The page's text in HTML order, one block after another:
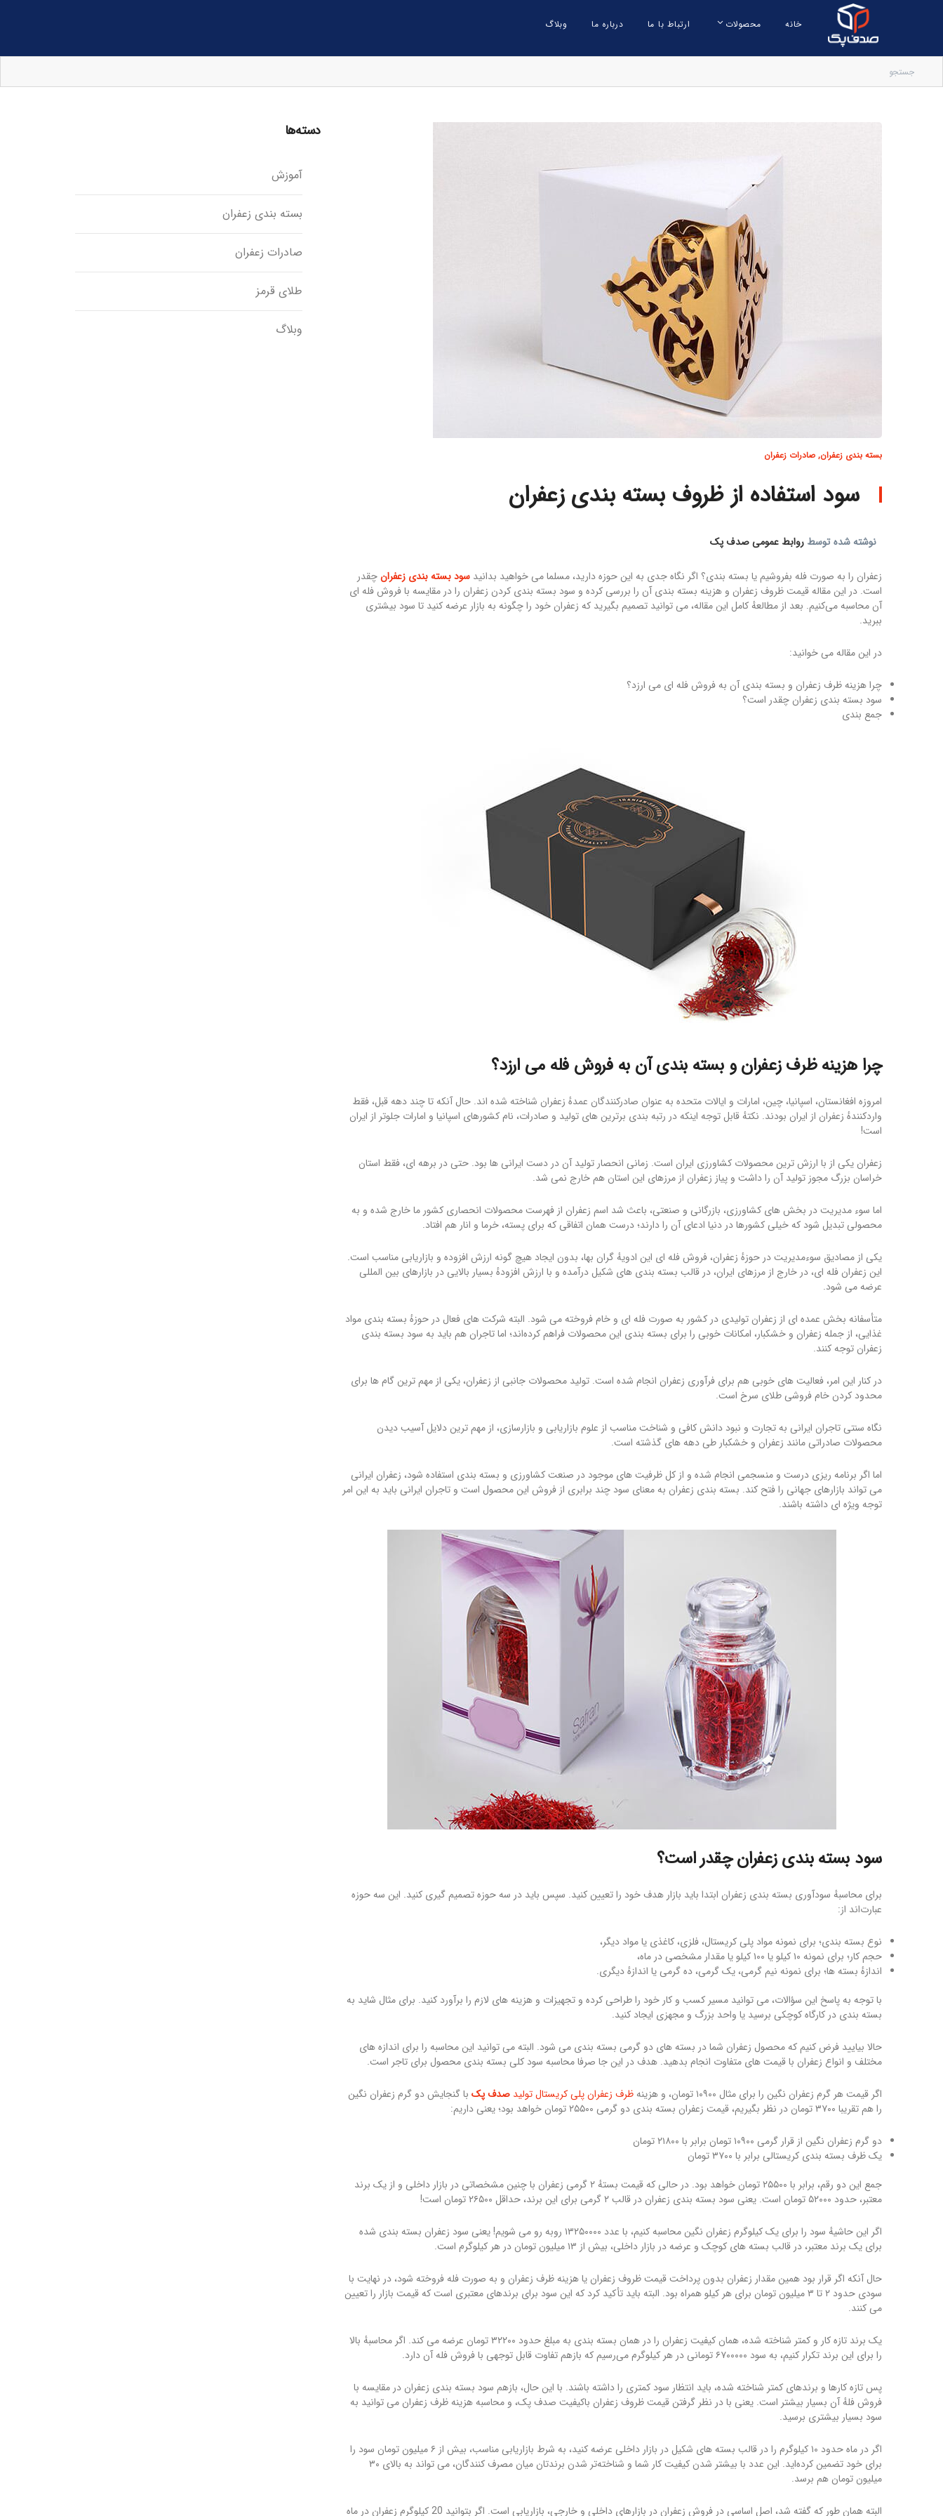
خانه محصولات ارتباط با ما درباره ما وبلاگ
بسته بندی زعفران, صادرات زعفران
سود استفاده از ظروف بسته بندی زعفران
نوشته شده توسط روابط عمومی صدف پک
زعفران را به صورت فله بفروشیم یا بسته بندی؟ اگر نگاه جدی به این حوزه دارید، مسلما می خواهید بدانید سود بسته بندی زعفرانچقدر
است. در این مقاله قیمت ظروف زعفران و هزینه بسته بندی آن را بررسی کرده و سود بسته بندی کردن زعفران را در مقایسه با فروش فله ای
آن محاسبه می‌کنیم. بعد از مطالعهٔ کامل این مقاله، می توانید تصمیم بگیرید که زعفران خود را چگونه به بازار عرضه کنید تا سود بیشتری
ببرید.
در این مقاله می خوانید:
چرا هزینه ظرف زعفران و بسته بندی آن به فروش فله ای می ارزد؟
سود بسته بندی زعفران چقدر است؟
جمع بندی
چرا هزینه ظرف زعفران و بسته بندی آن به فروش فله می ارزد؟
امروزه افغانستان، اسپانیا، چین، امارات و ایالات متحده به عنوان صادرکنندگان عمدهٔ زعفران شناخته شده اند. حال آنکه تا چند دهه قبل، فقط
واردکنندهٔ زعفران از ایران بودند. نکتهٔ قابل توجه اینکه در رتبه بندی برترین های تولید و صادرات، نام کشورهای اسپانیا و امارات جلوتر از ایران
است!
زعفران یکی از با ارزش ترین محصولات کشاورزی ایران است. زمانی انحصار تولید آن در دست ایرانی ها بود. حتی در برهه ای، فقط استان
خراسان بزرگ مجوز تولید آن را داشت و پیاز زعفران از مرزهای این استان هم خارج نمی شد.
اما سوء مدیریت در بخش های کشاورزی، بازرگانی و صنعتی، باعث شد اسم زعفران از فهرست محصولات انحصاری کشور ما خارج شده و به
محصولی تبدیل شود که خیلی کشورها در دنیا ادعای آن را دارند؛ درست همان اتفاقی که برای پسته، خرما و انار هم افتاد.
یکی از مصادیق سوءمدیریت در حوزهٔ زعفران، فروش فله ای این ادویهٔ گران بها، بدون ایجاد هیچ گونه ارزش افزوده و بازاریابی مناسب است.
این زعفران فله ای، در خارج از مرزهای ایران، در قالب بسته بندی های شکیل درآمده و با ارزش افزودهٔ بسیار بالایی در بازارهای بین المللی
عرضه می شود.
متأسفانه بخش عمده ای از زعفران تولیدی در کشور به صورت فله ای و خام فروخته می شود. البته شرکت های فعال در حوزهٔ بسته بندی مواد
غذایی، از جمله زعفران و خشکبار، امکانات خوبی را برای بسته بندی این محصولات فراهم کرده‌اند؛ اما تاجران هم باید به سود بسته بندی
زعفران توجه کنند.
در کنار این امر، فعالیت های خوبی هم برای فرآوری زعفران انجام شده است. تولید محصولات جانبی از زعفران، یکی از مهم ترین گام ها برای
محدود کردن خام فروشی طلای سرخ است.
نگاه سنتی تاجران ایرانی به تجارت و نبود دانش کافی و شناخت مناسب از علوم بازاریابی و بازارسازی، از مهم ترین دلایل آسیب دیدن
محصولات صادراتی مانند زعفران و خشکبار طی دهه های گذشته است.
اما اگر برنامه ریزی درست و منسجمی انجام شده و از کل ظرفیت های موجود در صنعت کشاورزی و بسته بندی استفاده شود، زعفران ایرانی
می تواند بازارهای جهانی را فتح کند. بسته بندی زعفران به معنای سود چند برابری از فروش این محصول است و تاجران ایرانی باید به این امر
توجه ویژه ای داشته باشند.
سود بسته بندی زعفرانچقدر است؟
برای محاسبهٔ سودآوری بسته بندی زعفران ابتدا باید بازار هدف خود را تعیین کنید. سپس باید در سه حوزه تصمیم گیری کنید. این سه حوزه
عبارت‌اند از:
نوع بسته بندی؛ برای نمونه مواد پلی کریستال، فلزی، کاغذی یا مواد دیگر،
حجم کار؛ برای نمونه ۱۰ کیلو یا ۱۰۰ کیلو یا مقدار مشخصی در ماه،
اندازهٔ بسته ها؛ برای نمونه نیم گرمی، یک گرمی، ده گرمی یا اندازهٔ دیگری.
با توجه به پاسخ این سؤالات، می توانید مسیر کسب و کار خود را طراحی کرده و تجهیزات و هزینه های لازم را برآورد کنید. برای مثال شاید به
بسته بندی در کارگاه کوچکی برسید یا واحد بزرگ و مجهزی ایجاد کنید.
حالا بیایید فرض کنیم که محصول زعفران شما در بسته های دو گرمی بسته بندی می شود. البته می توانید این محاسبه را برای اندازه های
مختلف و انواع زعفران با قیمت های متفاوت انجام بدهید. هدف در این جا صرفا محاسبه سود کلی بسته بندی محصول برای تاجر است.
اگر قیمت هر گرم زعفران نگین را برای مثال ۱۰۹۰۰ تومان، و هزینه ظرف زعفران پلی کریستال تولید صدف پک با گنجایش دو گرم زعفران نگین
را هم تقریبا ۳۷۰۰ تومان در نظر بگیریم، قیمت زعفران بسته بندی دو گرمی ۲۵۵۰۰ تومان خواهد بود؛ یعنی داریم:
دو گرم زعفران نگین از قرار گرمی ۱۰۹۰۰ تومان برابر با ۲۱۸۰۰ تومان
یک ظرف بسته بندی کریستالی برابر با ۳۷۰۰ تومان
جمع این دو رقم، برابر با ۲۵۵۰۰ تومان خواهد بود. در حالی که قیمت بستهٔ ۲ گرمی زعفران با چنین مشخصاتی در بازار داخلی و از یک برند
معتبر، حدود ۵۲۰۰۰ تومان است. یعنی سود بسته بندی زعفران در قالب ۲ گرمی برای این برند، حداقل ۲۶۵۰۰ تومان است!
اگر این حاشیهٔ سود را برای یک کیلوگرم زعفران نگین محاسبه کنیم، با عدد ۱۳۲۵۰۰۰۰ روبه رو می شویم! یعنی سود زعفران بسته بندی شده
برای یک برند معتبر، در قالب بسته های کوچک و عرضه در بازار داخلی، بیش از ۱۳ میلیون تومان در هر کیلوگرم است.
حال آنکه اگر قرار بود همین مقدار زعفران بدون پرداخت قیمت ظروف زعفران یا هزینه ظرف زعفران و به صورت فله فروخته شود، در نهایت با
سودی حدود ۲ تا ۳ میلیون تومان برای هر کیلو همراه بود. البته باید تأکید کرد که این سود برای برندهای معتبری است که قیمت بازار را تعیین
می کنند.
یک برند تازه کار و کمتر شناخته شده، همان کیفیت زعفران را در همان بسته بندی به مبلغ حدود ۳۲۲۰۰ تومان عرضه می کند. اگر محاسبهٔ بالا
را برای این برند تکرار کنیم، به سود ۶۷۰۰۰۰۰ تومانی در هر کیلوگرم می‌رسیم که بازهم تفاوت قابل توجهی با فروش فله آن دارد.
پس تازه کارها و برندهای کمتر شناخته شده، باید انتظار سود کمتری را داشته باشند. با این حال، بازهم سود بسته بندی زعفران در مقایسه با
فروش فلهٔ آن بسیار بیشتر است. یعنی با در نظر گرفتن قیمت ظروف زعفران باکیفیت صدف پک، و محاسبه هزینه ظرف زعفران می توانید به
سود بسیار بیشتری برسید.
اگر در ماه حدود ۱۰ کیلوگرم را در قالب بسته های شکیل در بازار داخلی عرضه کنید، به شرط بازاریابی مناسب، بیش از ۶ میلیون تومان سود را
برای خود تضمین کرده‌اید. این عدد با بیشتر شدن کیفیت کار شما و شناخته‌تر شدن برندتان میان مصرف کنندگان، می تواند به بالای ۳۰
میلیون تومان هم برسد.
البته همان طور که گفته شد، اصل اساسی در فروش زعفران در بازارهای داخلی و خارجی، بازاریابی است. اگر بتوانید 20 کیلوگرم زعفران در ماه
دسته‌ها
آموزش
بسته بندی زعفران
صادرات زعفران
طلای قرمز
وبلاگ